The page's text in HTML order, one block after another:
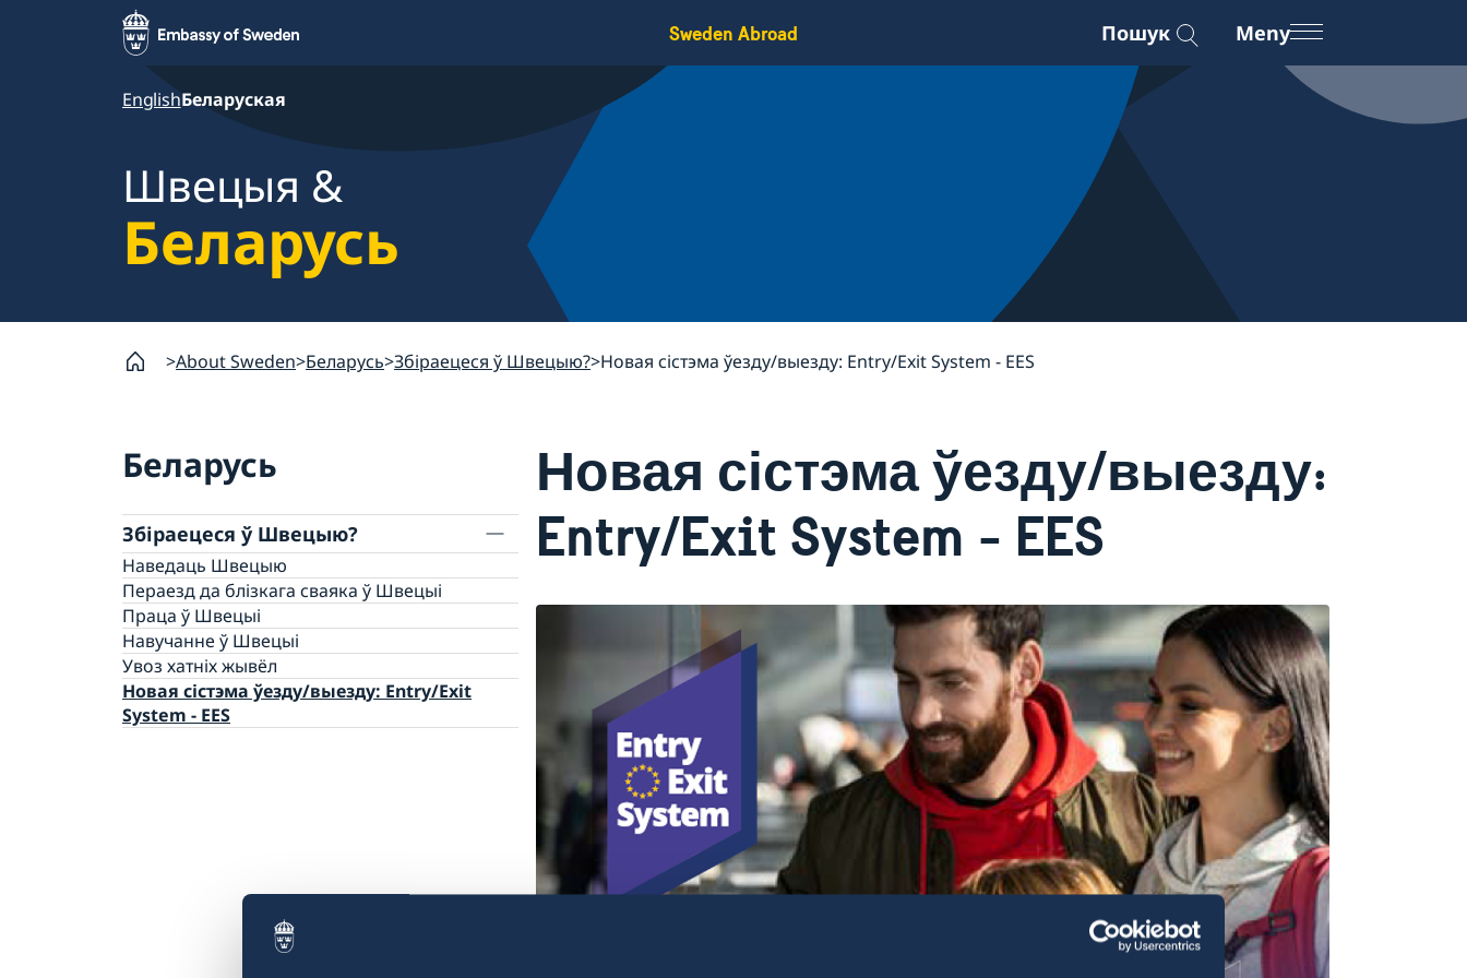
Sweden Abroad Пошук Meny
EnglishБеларуская
Швецыя &
Беларусь
About Sweden Беларусь Збіраецеся ў Швецыю? Новая сістэма ўезду/выезду: Entry/Exit System - EES
Беларусь
Збіраецеся ў Швецыю?
Наведаць Швецыю
Пераезд да блізкага сваяка ў Швецыі
Праца ў Швецыі
Навучанне ў Швецыі
Увоз хатнiх жывёл
Новая сістэма ўезду/выезду: Entry/Exit
System - EES
Новая сістэма ўезду/выезду:
Entry/Exit System - EES